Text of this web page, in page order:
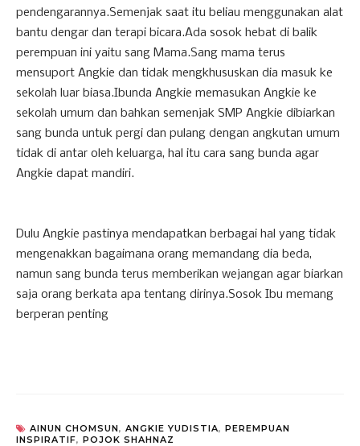
pendengarannya.Semenjak saat itu beliau menggunakan alat
bantu dengar dan terapi bicara.Ada sosok hebat di balik
perempuan ini yaitu sang Mama.Sang mama terus
mensuport Angkie dan tidak mengkhususkan dia masuk ke
sekolah luar biasa.Ibunda Angkie memasukan Angkie ke
sekolah umum dan bahkan semenjak SMP Angkie dibiarkan
sang bunda untuk pergi dan pulang dengan angkutan umum
tidak di antar oleh keluarga, hal itu cara sang bunda agar
Angkie dapat mandiri.
Dulu Angkie pastinya mendapatkan berbagai hal yang tidak
mengenakkan bagaimana orang memandang dia beda,
namun sang bunda terus memberikan wejangan agar biarkan
saja orang berkata apa tentang dirinya.Sosok Ibu memang
berperan penting
AINUN CHOMSUN, ANGKIE YUDISTIA, PEREMPUAN
INSPIRATIF, POJOK SHAHNAZ